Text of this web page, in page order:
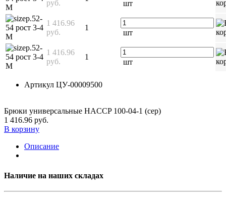
М
руб.
шт
р.52-
54 рост 3-4
М
1 416.96
руб.
1
шт
р.52-
54 рост 3-4
М
1 416.96
руб.
1
шт
Артикул ЦУ-00009500
Брюки универсальные HACCP 100-04-1 (сер)
1 416.96 руб.
В корзину
Описание
Наличие на наших складах